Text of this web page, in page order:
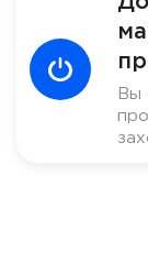
Вы